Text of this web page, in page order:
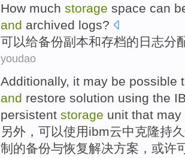
How much storage space can
and archived logs?
可以给备份副本和存档的日志分
youdao
Additionally, it may be possible
and restore solution using the
persistent storage unit that may
另外 ， 可以使用ibm云中克隆持
制 的备份与恢复解决方案 ， 或许